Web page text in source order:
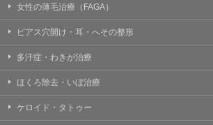
女性の薄毛治療（FAGA）
ピアス穴開け・耳・へその整形
多汗症・わきが治療
ほくろ除去・いぼ治療
ケロイド・タトゥー